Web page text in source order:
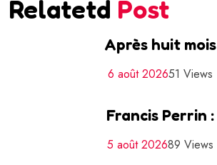
Relatetd Post
Après huit mois
6 août 202651 Views
Francis Perrin :
5 août 202689 Views